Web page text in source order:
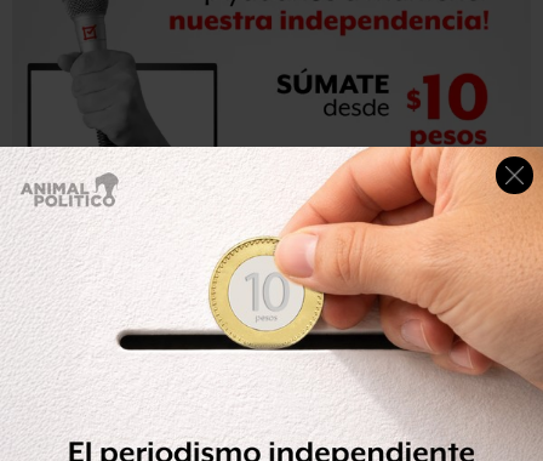
@Independent_sur Estudiante de Medicina María José
González, debe ser expulsada inmediatamente por falta
de ética. #México
@providamexico
— Iveth Rocío MT (@IvethRocio)August 9, 2015